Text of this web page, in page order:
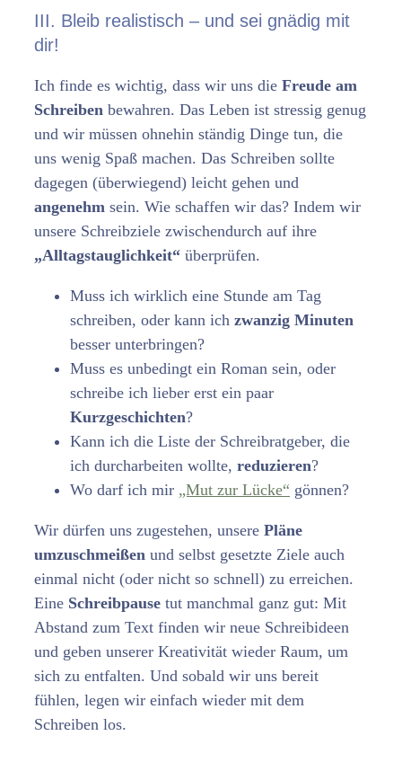
III. Bleib realistisch – und sei gnädig mit
dir!
Ich finde es wichtig, dass wir uns die Freude am
Schreiben bewahren. Das Leben ist stressig genug
und wir müssen ohnehin ständig Dinge tun, die
uns wenig Spaß machen. Das Schreiben sollte
dagegen (überwiegend) leicht gehen und
angenehm sein. Wie schaffen wir das? Indem wir
unsere Schreibziele zwischendurch auf ihre
„Alltagstauglichkeit“ überprüfen.
Muss ich wirklich eine Stunde am Tag
schreiben, oder kann ich zwanzig Minuten
besser unterbringen?
Muss es unbedingt ein Roman sein, oder
schreibe ich lieber erst ein paar
Kurzgeschichten?
Kann ich die Liste der Schreibratgeber, die
ich durcharbeiten wollte, reduzieren?
Wo darf ich mir „Mut zur Lücke“ gönnen?
Wir dürfen uns zugestehen, unsere Pläne
umzuschmeißen und selbst gesetzte Ziele auch
einmal nicht (oder nicht so schnell) zu erreichen.
Eine Schreibpause tut manchmal ganz gut: Mit
Abstand zum Text finden wir neue Schreibideen
und geben unserer Kreativität wieder Raum, um
sich zu entfalten. Und sobald wir uns bereit
fühlen, legen wir einfach wieder mit dem
Schreiben los.